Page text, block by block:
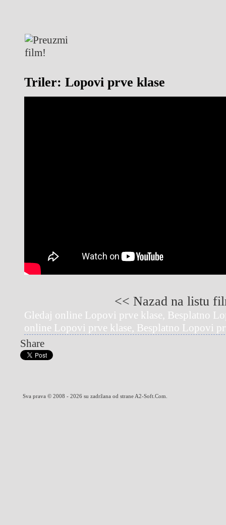
Triler: Lopovi prve klase
<< Nazad na listu
Gledaj online Lopovi prve klase, Besplatno
online Lopovi prve klase, Besplatno Lopovi
Share
Sva prava © 2008 - 2026 su zadržana od strane A2-Soft.Com.